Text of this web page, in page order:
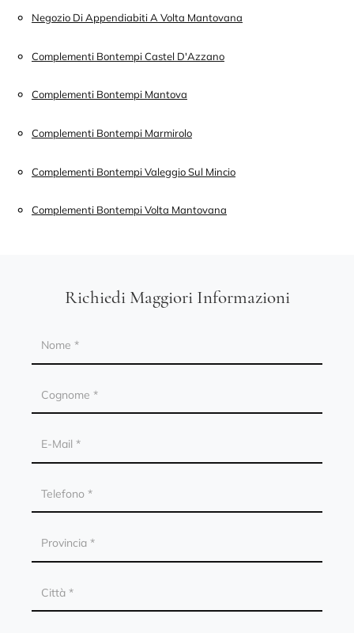
Negozio Di Appendiabiti A Volta Mantovana
Complementi Bontempi Castel D'Azzano
Complementi Bontempi Mantova
Complementi Bontempi Marmirolo
Complementi Bontempi Valeggio Sul Mincio
Complementi Bontempi Volta Mantovana
Richiedi Maggiori Informazioni